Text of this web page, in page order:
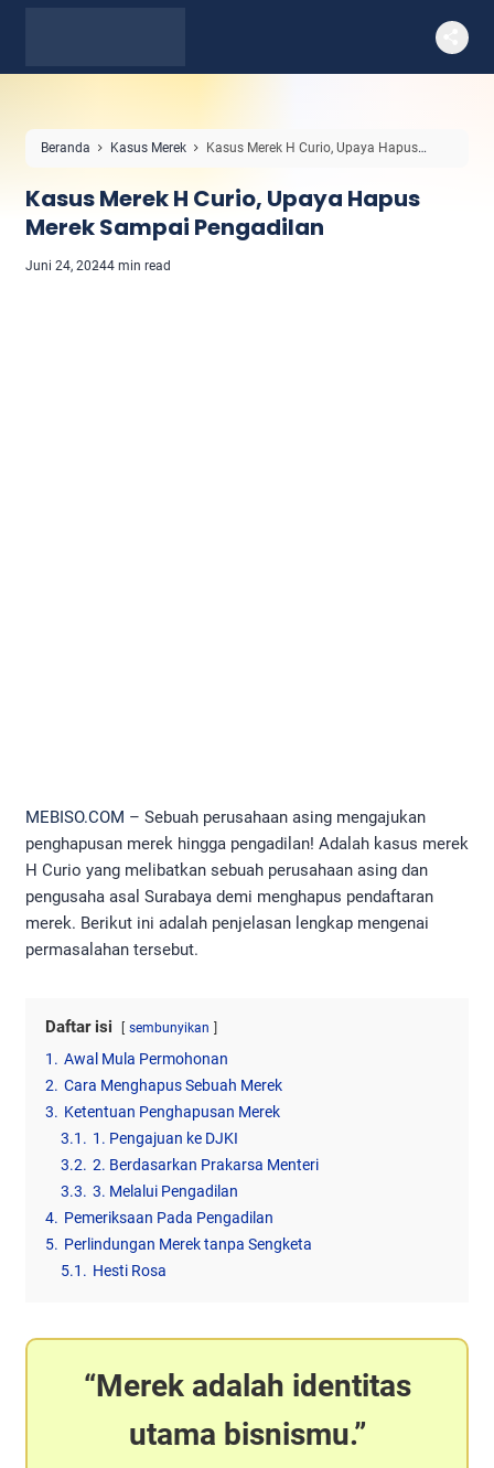
Beranda Kasus Merek
Kasus Merek H Curio, Upaya Hapus
Kasus Merek H Curio, Upaya Hapus
Merek Sampai Pengadilan
Juni 24, 20244 min read
MEBISO.COM – Sebuah perusahaan asing mengajukan
penghapusan merek hingga pengadilan! Adalah kasus merek
H Curio yang melibatkan sebuah perusahaan asing dan
pengusaha asal Surabaya demi menghapus pendaftaran
merek. Berikut ini adalah penjelasan lengkap mengenai
permasalahan tersebut.
Daftar isi sembunyikan
1. Awal Mula Permohonan
2. Cara Menghapus Sebuah Merek
3. Ketentuan Penghapusan Merek
3.1. 1. Pengajuan ke DJKI
3.2. 2. Berdasarkan Prakarsa Menteri
3.3. 3. Melalui Pengadilan
4. Pemeriksaan Pada Pengadilan
5. Perlindungan Merek tanpa Sengketa
5.1. Hesti Rosa
Merek adalah identitas
utama bisnismu.